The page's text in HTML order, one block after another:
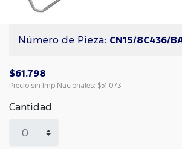
Número de Pieza: CN15/8C436/
$61.798
Precio sin Imp Nacionales: $51.073
Cantidad